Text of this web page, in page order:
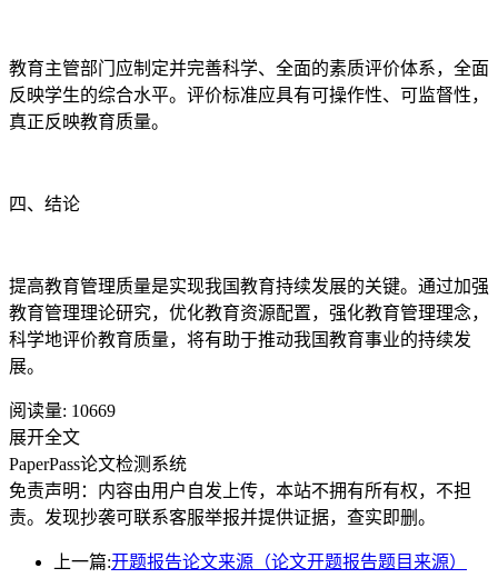
教育主管部门应制定并完善科学、全面的素质评价体系，全面
反映学生的综合水平。评价标准应具有可操作性、可监督性，
真正反映教育质量。
四、结论
提高教育管理质量是实现我国教育持续发展的关键。通过加强
教育管理理论研究，优化教育资源配置，强化教育管理理念，
科学地评价教育质量，将有助于推动我国教育事业的持续发
展。
阅读量: 10669
展开全文
PaperPass论文检测系统
免责声明：内容由用户自发上传，本站不拥有所有权，不担
责。发现抄袭可联系客服举报并提供证据，查实即删。
上一篇:开题报告论文来源（论文开题报告题目来源）